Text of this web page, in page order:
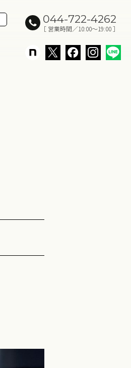
044-722-4262
［ 営業時間／10:00～19:00 ］